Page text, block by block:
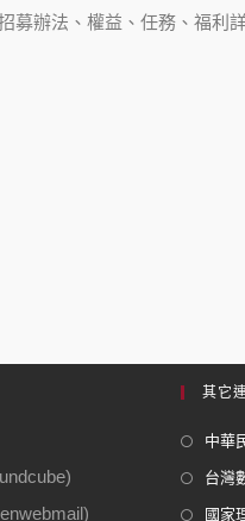
募辦法、權益、任務、福利
其它
中華
台灣
國家